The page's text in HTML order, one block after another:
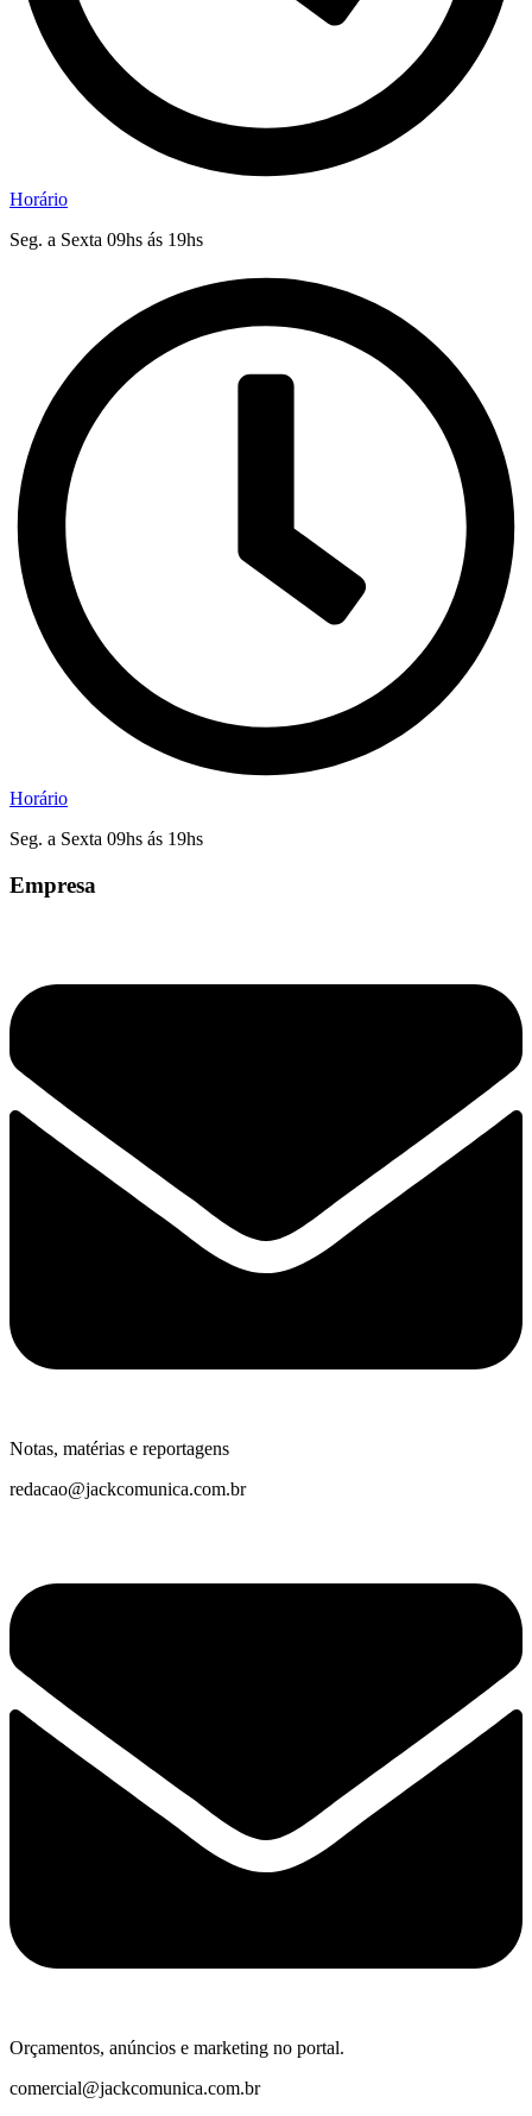
Horário
Seg. a Sexta 09hs ás 19hs
Horário
Seg. a Sexta 09hs ás 19hs
Empresa
Notas, matérias e reportagens
redacao@jackcomunica.com.br
Orçamentos, anúncios e marketing no portal.
comercial@jackcomunica.com.br